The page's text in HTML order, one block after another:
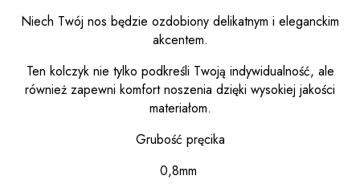
Niech Twój nos będzie ozdobiony delikatnym i eleganckim
akcentem.
Ten kolczyk nie tylko podkreśli Twoją indywidualność, ale
również zapewni komfort noszenia dzięki wysokiej jakości
materiałom.
Grubość pręcika
0,8mm